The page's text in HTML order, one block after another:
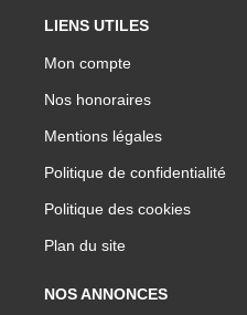
LIENS UTILES
Mon compte
Nos honoraires
Mentions légales
Politique de confidentialité
Politique des cookies
Plan du site
NOS ANNONCES